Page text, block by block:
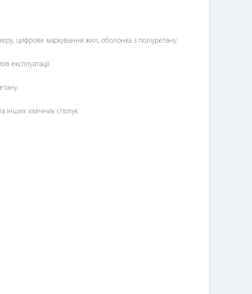
цифрове маркування жил, оболонка з поліуретану.
експлуатації.
інших хімічних сполук.